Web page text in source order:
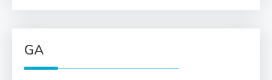
GA